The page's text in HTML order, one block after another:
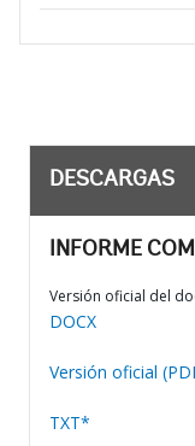
DESCARGAS
INFORME
Versión oficial del
DOCX
Versión oficial
TXT*